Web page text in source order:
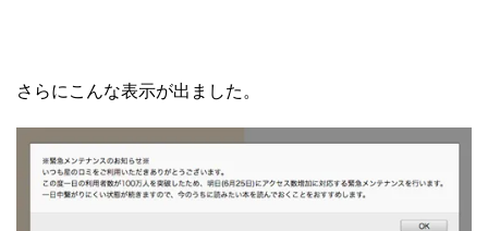
さらにこんな表示が出ました。